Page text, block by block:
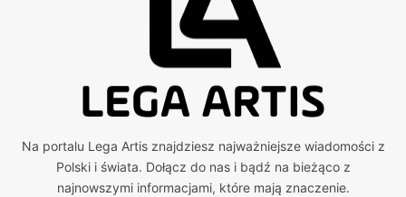
Na portalu Lega Artis znajdziesz najważniejsze wiadomości z
Polski i świata. Dołącz do nas i bądź na bieżąco z
najnowszymi informacjami, które mają znaczenie.